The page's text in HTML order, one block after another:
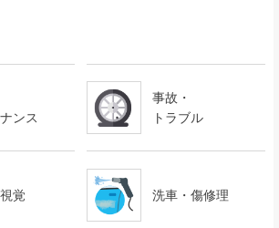
ンス
事故・
トラブル
覚 洗車・傷修理